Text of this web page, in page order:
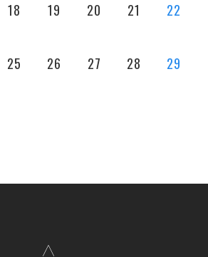
18 19 20 21 22
25 26 27 28 29